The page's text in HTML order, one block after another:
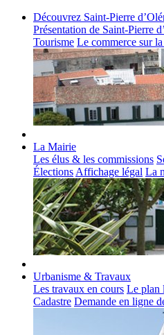
Découvrez Saint-Pierre
Présentation de Saint-Pierre
Tourisme Le commerce sur
La Mairie
Les élus & les commissions
Élections Affichage légal La
Urbanisme & Travaux
Les travaux en cours Le plan
Cadastre Demande en ligne